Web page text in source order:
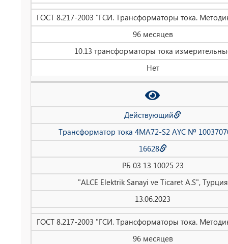
ГОСТ 8.217-2003 "ГСИ. Трансформаторы тока.
96 месяцев
10.13 трансформаторы тока
Нет
Действующий
Трансформатор тока 4MA72-S2 AYC №
16628
РБ 03 13 10025 23
"ALCE Elektrik Sanayi ve Ticaret A.S", Турция
13.06.2023
ГОСТ 8.217-2003 "ГСИ. Трансформаторы тока.
96 месяцев